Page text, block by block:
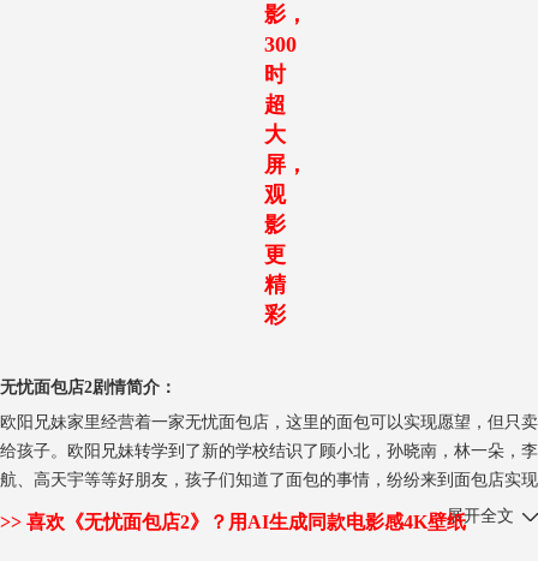
影，
300
时
超
大
屏，
观
影
更
精
彩
无忧面包店2剧情简介：
欧阳兄妹家里经营着一家无忧面包店，这里的面包可以实现愿望，但只卖
给孩子。欧阳兄妹转学到了新的学校结识了顾小北，孙晓南，林一朵，李
航、高天宇等等好朋友，孩子们知道了面包的事情，纷纷来到面包店实现
自己的愿望，这期间发生了一系列啼笑皆非的故事，最后孩子们团结协
作，放弃了彼此的成见，举办了一次成功的校园文艺演出。孩子们明白了
展开全文
>> 喜欢《无忧面包店2》？用AI生成同款电影感4K壁纸